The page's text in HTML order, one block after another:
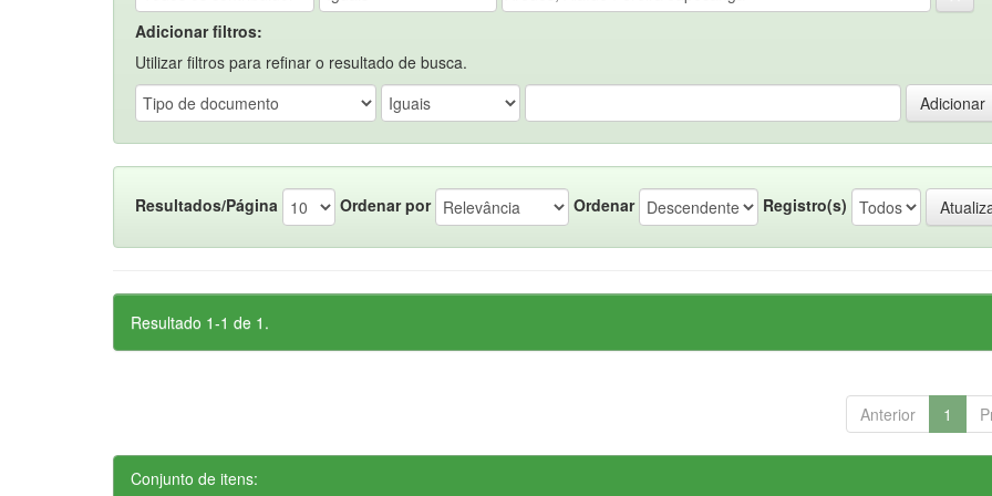
Adicionar filtros:
Utilizar filtros para refinar o resultado de busca.
Resultados/Página Ordenar por Ordenar Registro(s)
Resultado 1-1 de 1.
Anterior 1
Conjunto de itens: